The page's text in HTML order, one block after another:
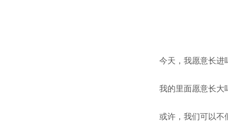
今天，我愿意长进
我的里面愿意长大
或许，我们可以不